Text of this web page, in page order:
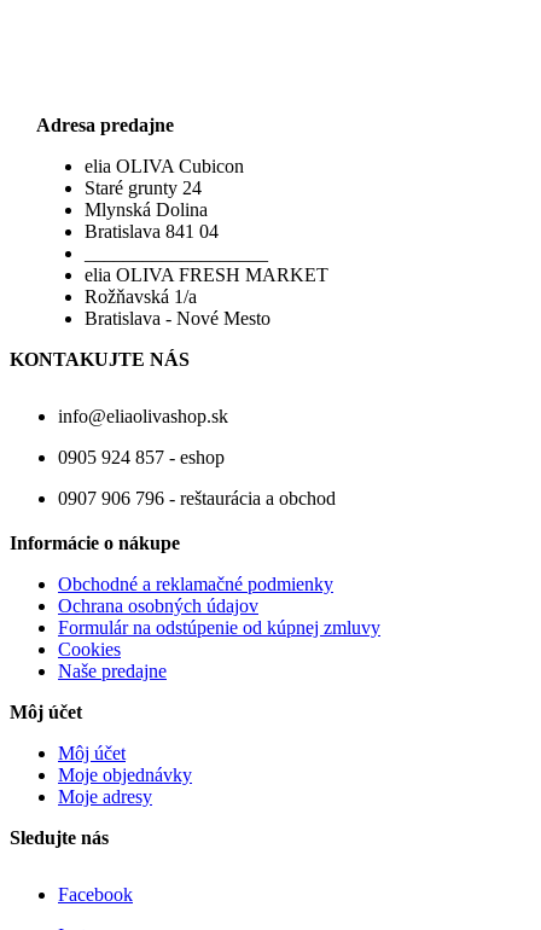
Adresa predajne
elia OLIVA Cubicon
Staré grunty 24
Mlynská Dolina
Bratislava 841 04
elia OLIVA FRESH MARKET
Rožňavská 1/a
Bratislava - Nové Mesto
KONTAKUJTE NÁS
info@eliaolivashop.sk
0905 924 857 - eshop
0907 906 796 - reštaurácia a obchod
Informácie o nákupe
Obchodné a reklamačné podmienky
Ochrana osobných údajov
Formulár na odstúpenie od kúpnej zmluvy
Cookies
Naše predajne
Môj účet
Môj účet
Moje objednávky
Moje adresy
Sledujte nás
Facebook